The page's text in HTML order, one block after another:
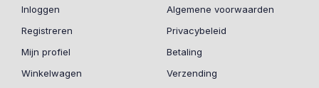
Inloggen
Registreren
Mijn profiel
Winkelwagen
Algemene voorwaarden
Privacybeleid
Betaling
Verzending